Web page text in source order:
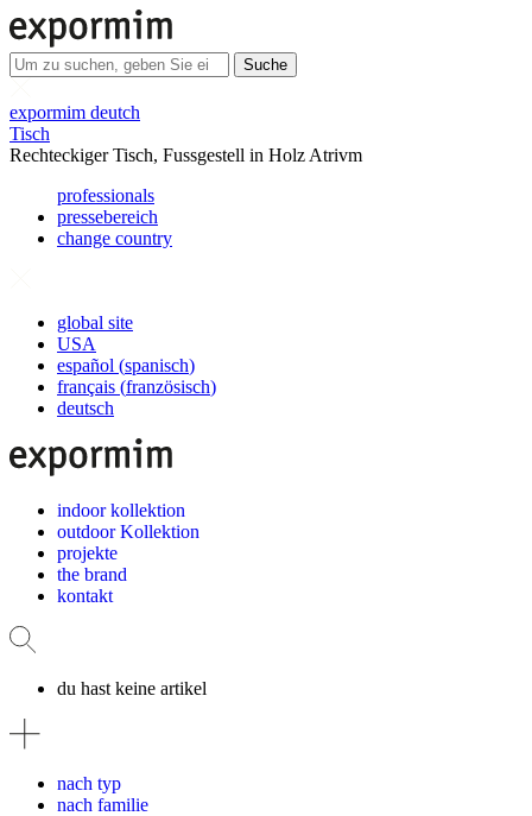
Suche
expormim deutch
Tisch
Rechteckiger Tisch, Fussgestell in Holz Atrivm
professionals
pressebereich
change country
global site
USA
español (spanisch)
français (französisch)
deutsch
indoor kollektion
outdoor Kollektion
projekte
the brand
kontakt
du hast keine artikel
nach typ
nach familie